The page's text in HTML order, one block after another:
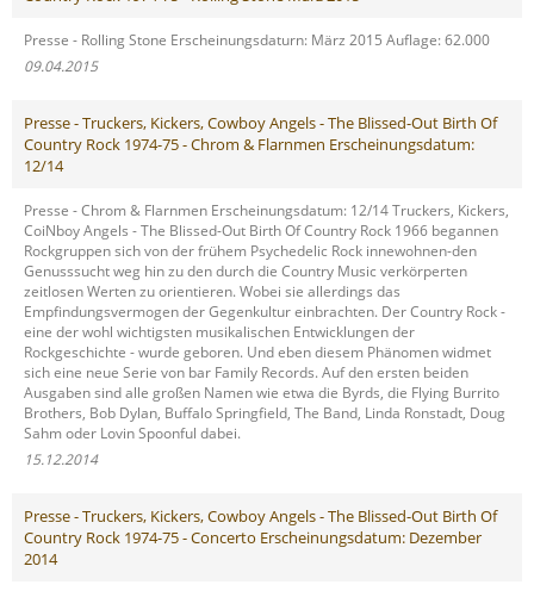
Presse - Rolling Stone Erscheinungsdaturn: März 2015 Auflage: 62.000
09.04.2015
Presse - Truckers, Kickers, Cowboy Angels - The Blissed-Out Birth Of
Country Rock 1974-75 - Chrom & Flarnmen Erscheinungsdatum:
12/14
Presse - Chrom & Flarnmen Erscheinungsdatum: 12/14 Truckers, Kickers,
CoiNboy Angels - The Blissed-Out Birth Of Country Rock 1966 begannen
Rockgruppen sich von der frühem Psychedelic Rock innewohnen-den
Genusssucht weg hin zu den durch die Country Music verkörperten
zeitlosen Werten zu orientieren. Wobei sie allerdings das
Empfindungsvermogen der Gegenkultur einbrachten. Der Country Rock -
eine der wohl wichtigsten musikalischen Entwicklungen der
Rockgeschichte - wurde geboren. Und eben diesem Phänomen widmet
sich eine neue Serie von bar Family Records. Auf den ersten beiden
Ausgaben sind alle großen Namen wie etwa die Byrds, die Flying Burrito
Brothers, Bob Dylan, Buffalo Springfield, The Band, Linda Ronstadt, Doug
Sahm oder Lovin Spoonful dabei.
15.12.2014
Presse - Truckers, Kickers, Cowboy Angels - The Blissed-Out Birth Of
Country Rock 1974-75 - Concerto Erscheinungsdatum: Dezember
2014